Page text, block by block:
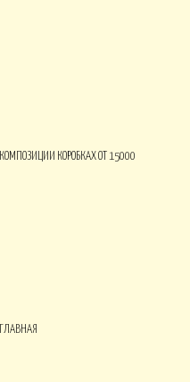
КОМПОЗИЦИИ КОРОБКАХ ОТ 15000
ГЛАВНАЯ